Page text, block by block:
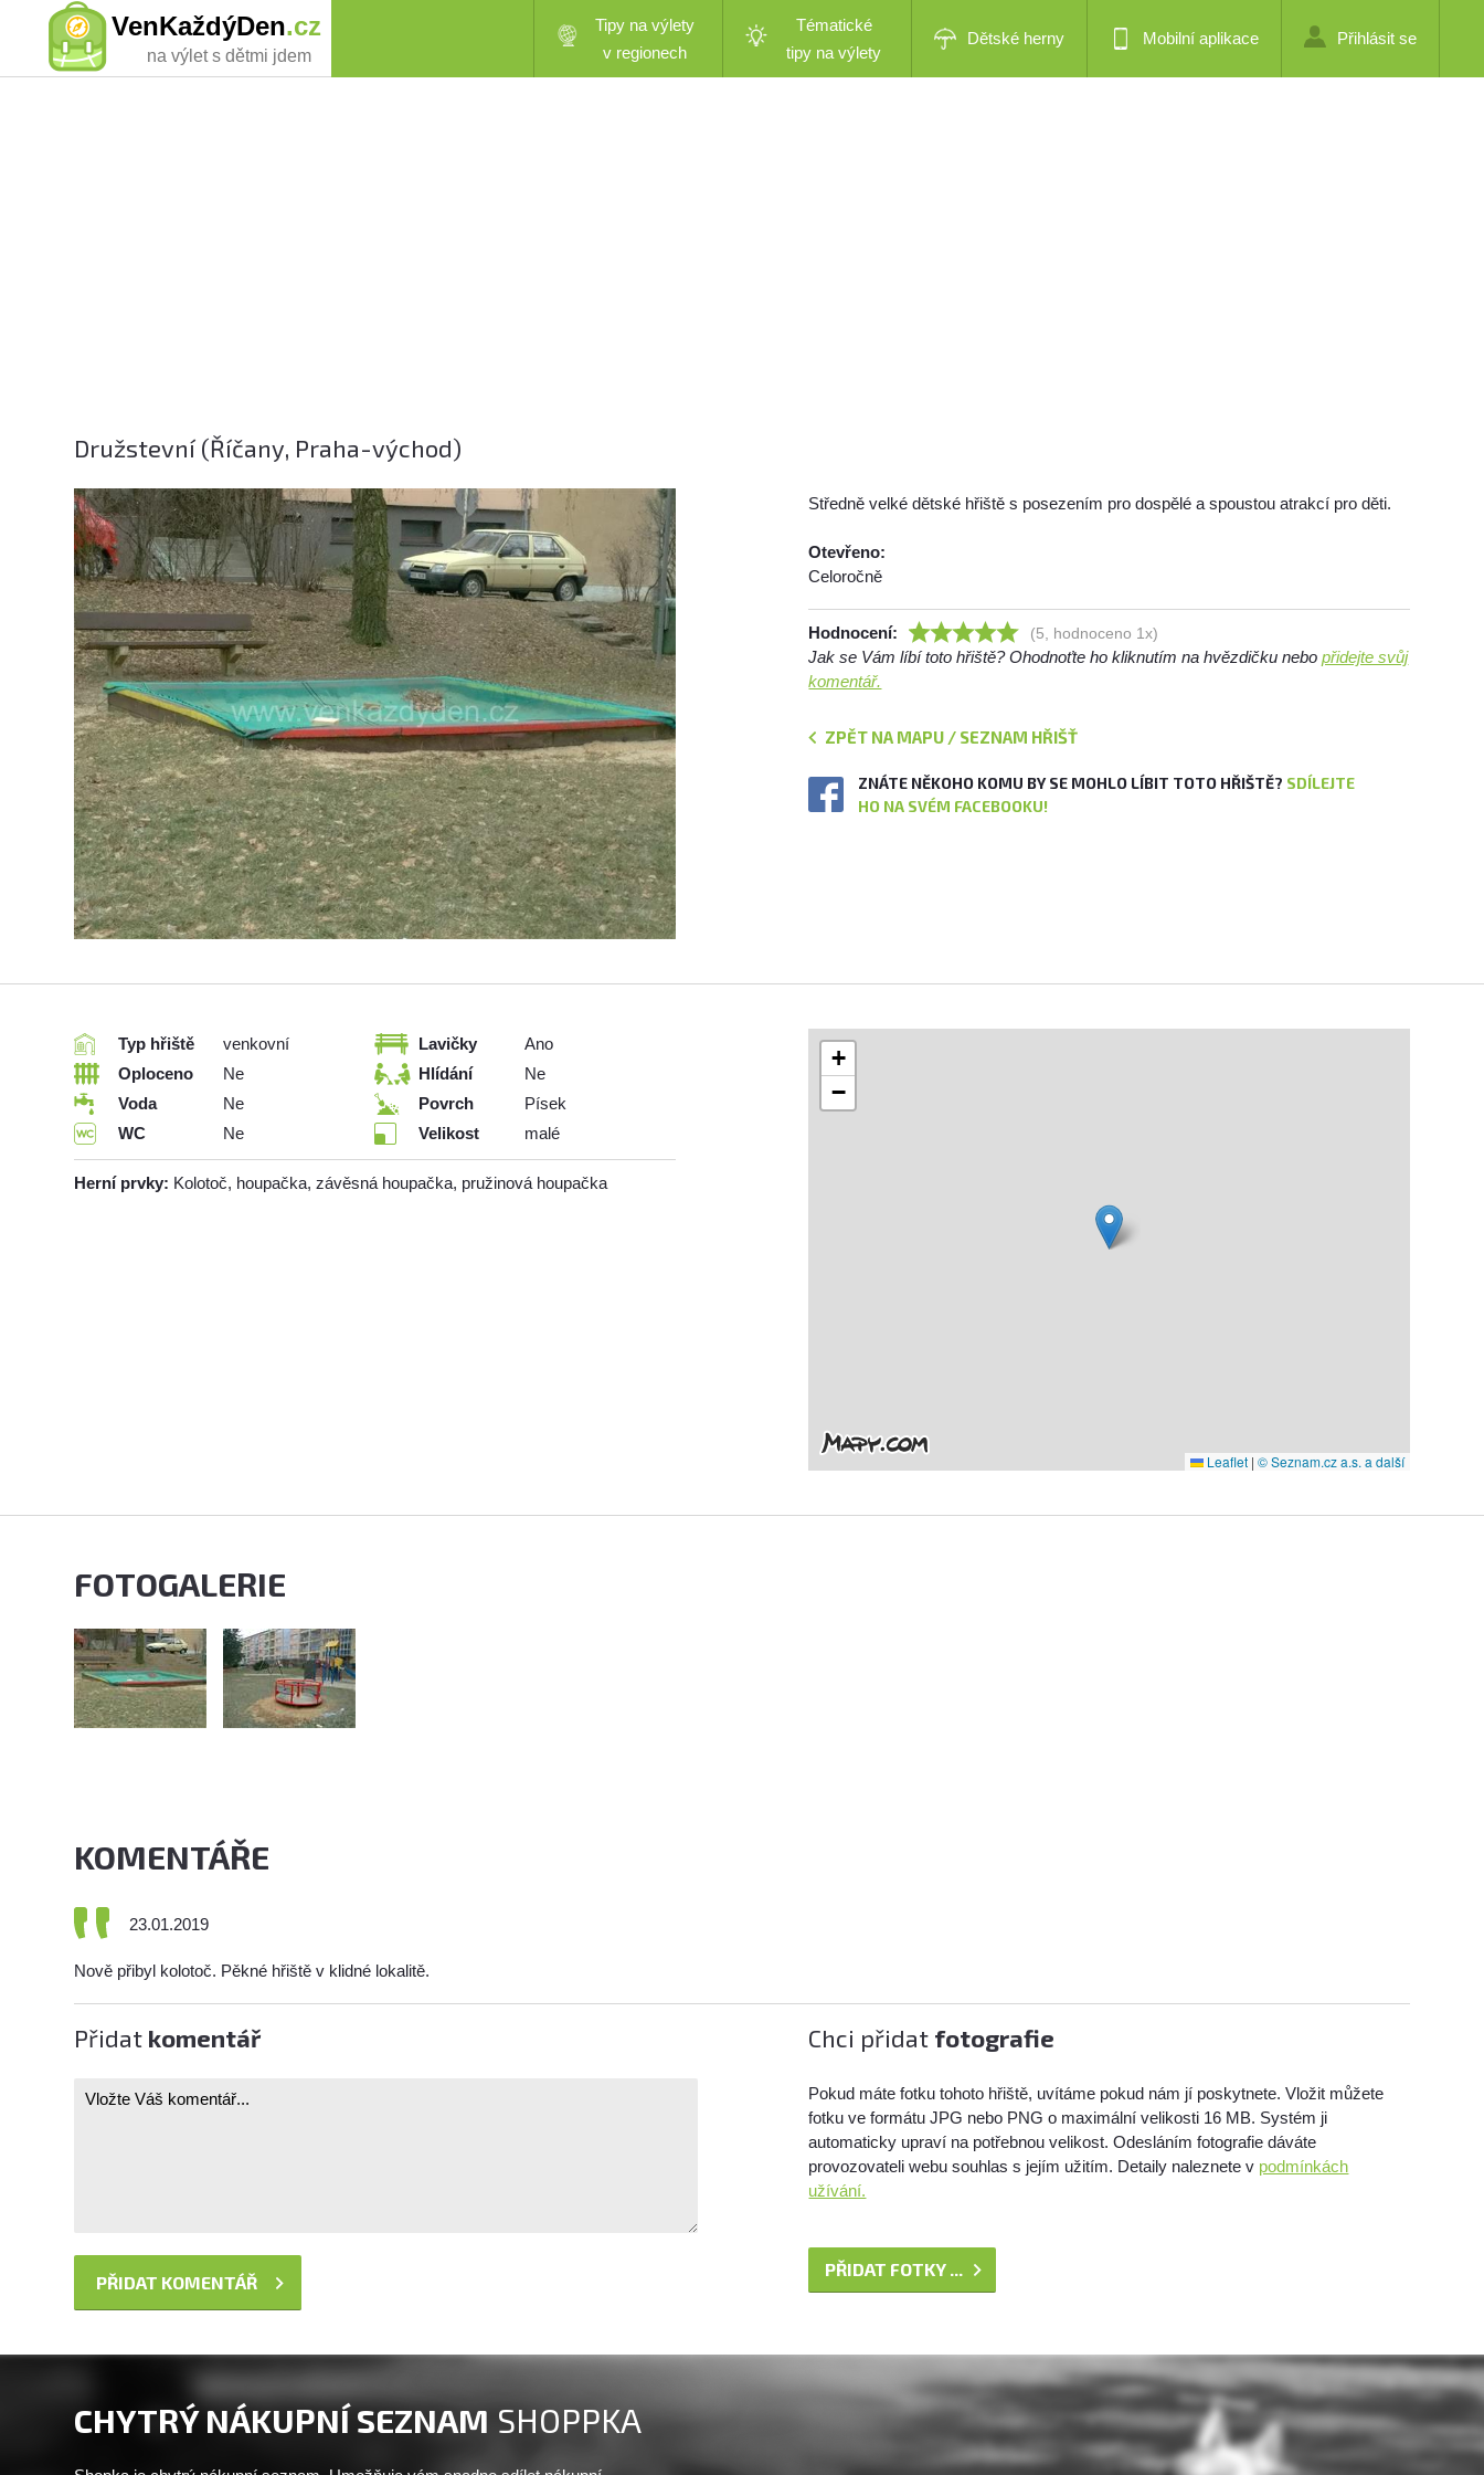
VenKaždýDen.cz
na výlet s dětmi jdem
Tipy na výlety
v regionech
Tématické
tipy na výlety
Dětské herny Mobilní aplikace Přihlásit se
Družstevní (Říčany, Praha-východ)
Středně velké dětské hřiště s posezením pro dospělé a spoustou atrakcí pro děti.
Otevřeno:
Celoročně
Hodnocení: (5, hodnoceno 1x)
Jak se Vám líbí toto hřiště? Ohodnoťte ho kliknutím na hvězdičku nebopřidejte svůj
komentář.
ZPĚT NA MAPU / SEZNAM HŘIŠŤ
ZNÁTE NĚKOHO KOMU BY SE MOHLO LÍBIT TOTO HŘIŠTĚ? SDÍLEJTE
HO NA SVÉM FACEBOOKU!
Typ hřiště
venkovní
Oploceno
Ne
Voda
Ne
WC
Ne
Lavičky
Ano
Hlídání
Ne
Povrch
Písek
Velikost
malé
Herní prvky: Kolotoč, houpačka, závěsná houpačka, pružinová houpačka
+
−
Leaflet | © Seznam.cz a.s. a další
FOTOGALERIE
KOMENTÁŘE
23.01.2019
Nově přibyl kolotoč. Pěkné hřiště v klidné lokalitě.
Přidat komentář Chci přidat fotografie
Pokud máte fotku tohoto hřiště, uvítáme pokud nám jí poskytnete. Vložit můžete
fotku ve formátu JPG nebo PNG o maximální velikosti 16 MB. Systém ji
automaticky upraví na potřebnou velikost. Odesláním fotografie dáváte
provozovateli webu souhlas s jejím užitím. Detaily naleznete v podmínkách
užívání.
PŘIDAT FOTKY ...
CHYTRÝ NÁKUPNÍ SEZNAM SHOPPKA